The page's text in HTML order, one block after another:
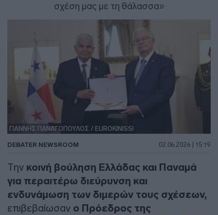
σχέση μας με τη θάλασσα»
ΓΙΑΝΝΗΣ ΠΑΝΑΓΟΠΟΥΛΟΣ / EUROKINISSI
DEBATER NEWSROOM 02.06.2026 | 15:19
Tην κοινή βούληση Eλλάδας και Παναμά
για περαιτέρω διεύρυνση και
ενδυνάμωση των διμερών τους σχέσεων,
επιβεβαίωσαν ο Πρόεδρος της